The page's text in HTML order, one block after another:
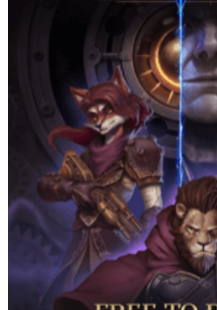
เริ่มต้นการผจญภัยของคุณในเกม Action
to-Play ที่มาพร้อมดันเจี้ยนแบบสุ่ม สกิ
(procedural) และ end game ที่ไม่มี
Website